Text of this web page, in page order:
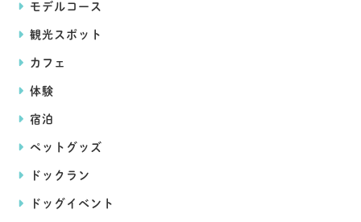
モデルコース
観光スポット
カフェ
体験
宿泊
ペットグッズ
ドックラン
ドッグイベント